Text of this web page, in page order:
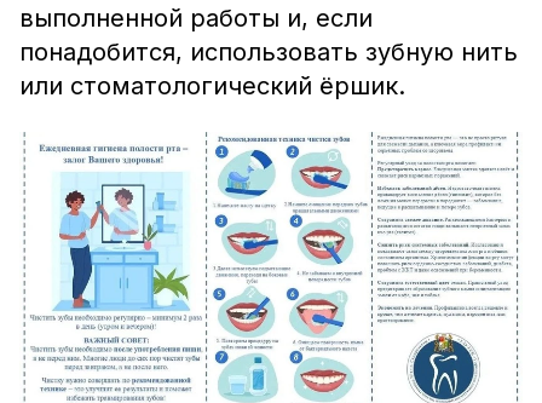
выполненной работы и, если
понадобится, использовать зубную нить
или стоматологический ёршик.